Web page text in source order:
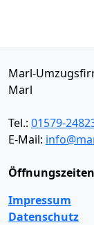
Marl-
Marl
Tel.: 01579-
E-Mail:
Impressum
Datenschutz